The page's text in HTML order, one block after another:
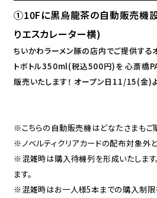
ACCESS
ONLINE
FAQ
ARCHIVE
中文（简）
中文（繁
日本語
①10Fに黒烏龍茶の自動販売機
りエスカレーター横)
ちいかわラーメン豚の店内でご提供す
トボトル350ml(税込500円)を 心斎橋
販売いたします！ オープン日11/15(金)
※こちらの自動販売機はどなたさまもご
※ノベルティクリアカードの配布対象外と
※混雑時は購入待機列を形成いたします
ます。
※混雑時はお一人様5本までの購入制限